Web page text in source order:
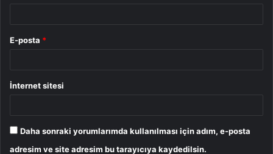
E-posta *
İnternet sitesi
Daha sonraki yorumlarımda kullanılması için adım, e-posta
adresim ve site adresim bu tarayıcıya kaydedilsin.